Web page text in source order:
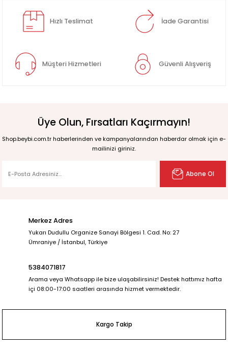
Hızlı Teslimat İade Garantisi
Müşteri Hizmetleri Güvenli Alışveriş
Üye Olun, Fırsatları Kaçırmayın!
Shop.beybi.com.tr haberlerinden ve kampanyalarından haberdar olmak için e-
mailinizi giriniz.
Abone Ol
Merkez Adres
Yukarı Dudullu Organize Sanayi Bölgesi 1. Cad. No: 27
Ümraniye / İstanbul, Türkiye
5384071817
Arama veya Whatsapp ile bize ulaşabilirsiniz! Destek hattımız hafta
içi 08:00-17:00 saatleri arasında hizmet vermektedir.
Kargo Takip